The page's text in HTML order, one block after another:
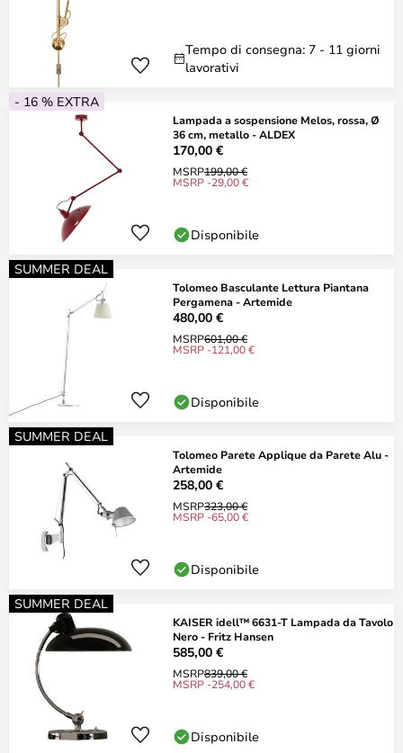
Tempo di consegna: 7 - 11 giorni
lavorativi
- 16 % EXTRA
Lampada a sospensione Melos, rossa, Ø
36 cm, metallo - ALDEX
170,00 €
MSRP199,00 €
MSRP -29,00 €
Disponibile
SUMMER DEAL
Tolomeo Basculante Lettura Piantana
Pergamena - Artemide
480,00 €
MSRP601,00 €
MSRP -121,00 €
Disponibile
SUMMER DEAL
Tolomeo Parete Applique da Parete Alu -
Artemide
258,00 €
MSRP323,00 €
MSRP -65,00 €
Disponibile
SUMMER DEAL
KAISER idell™ 6631-T Lampada da Tavolo
Nero - Fritz Hansen
585,00 €
MSRP839,00 €
MSRP -254,00 €
Disponibile